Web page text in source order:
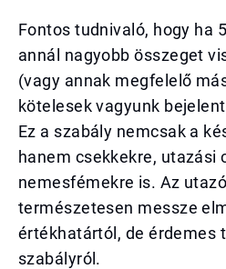
Fontos tudnivaló, hogy ha
annál nagyobb összeget
(vagy annak megfelelő
kötelesek vagyunk
Ez a szabály nemcsak a
hanem csekkekre, utazási
nemesfémekre is. Az
természetesen messze
értékhatártól, de érdemes
szabályról.